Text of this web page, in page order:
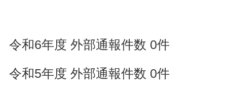
令和6年度 外部通報件数 0件
令和5年度 外部通報件数 0件